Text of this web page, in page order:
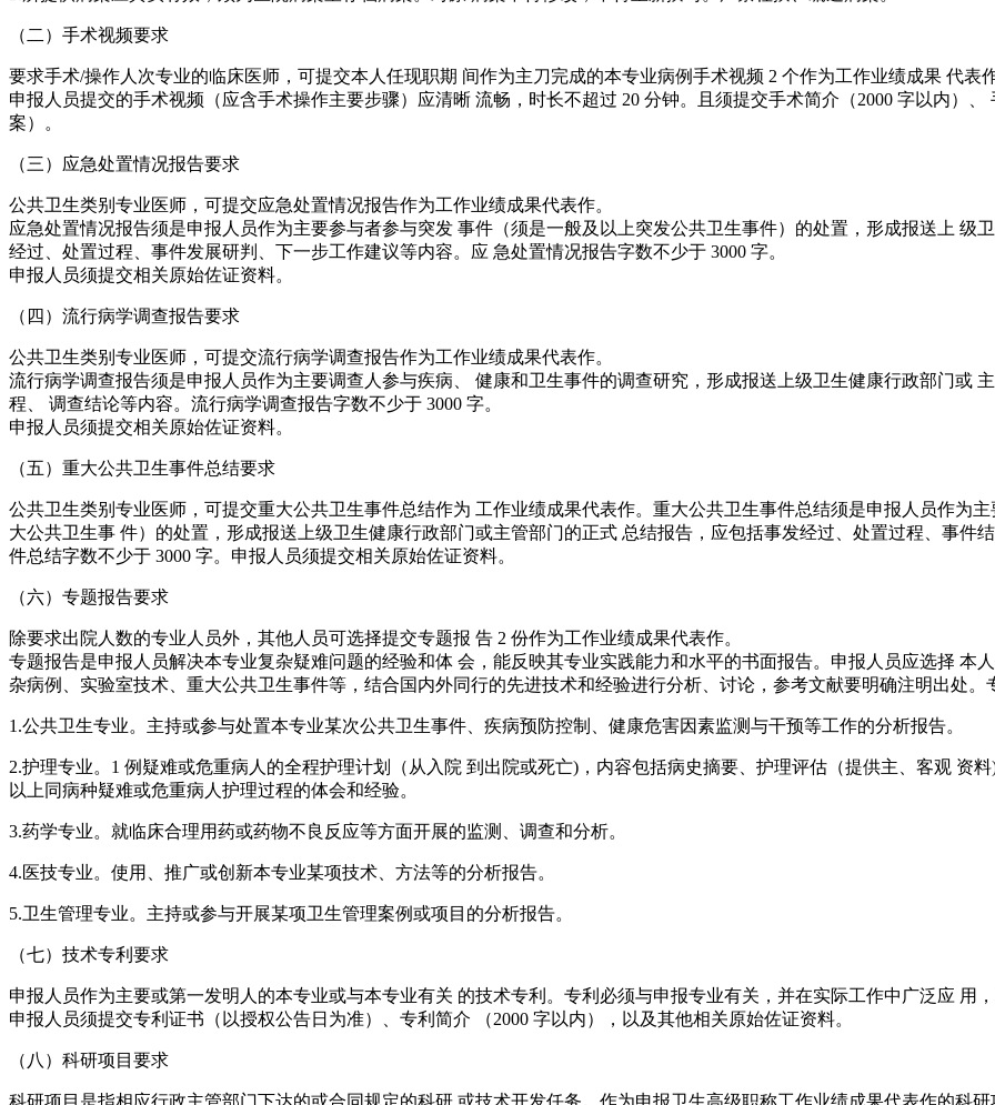
（二）手术视频要求
要求手术/操作人次专业的临床医师，可提交本人任现职期 间作为主刀完成的本专业病例手术视频 2 个作为工作业绩成果 代表作
申报人员提交的手术视频（应含手术操作主要步骤）应清晰 流畅，时长不超过 20 分钟。且须提交手术简介（2000 字以内）
案）。
（三）应急处置情况报告要求
公共卫生类别专业医师，可提交应急处置情况报告作为工作业绩成果代表作。
应急处置情况报告须是申报人员作为主要参与者参与突发 事件（须是一般及以上突发公共卫生事件）的处置，形成报送上 级
经过、处置过程、事件发展研判、下一步工作建议等内容。应 急处置情况报告字数不少于 3000 字。
申报人员须提交相关原始佐证资料。
（四）流行病学调查报告要求
公共卫生类别专业医师，可提交流行病学调查报告作为工作业绩成果代表作。
流行病学调查报告须是申报人员作为主要调查人参与疾病、 健康和卫生事件的调查研究，形成报送上级卫生健康行政部门或
程、 调查结论等内容。流行病学调查报告字数不少于 3000 字。
申报人员须提交相关原始佐证资料。
（五）重大公共卫生事件总结要求
公共卫生类别专业医师，可提交重大公共卫生事件总结作为 工作业绩成果代表作。重大公共卫生事件总结须是申报人员作为
大公共卫生事 件）的处置，形成报送上级卫生健康行政部门或主管部门的正式 总结报告，应包括事发经过、处置过程、事件
件总结字数不少于 3000 字。申报人员须提交相关原始佐证资料。
（六）专题报告要求
除要求出院人数的专业人员外，其他人员可选择提交专题报 告 2 份作为工作业绩成果代表作。
专题报告是申报人员解决本专业复杂疑难问题的经验和体 会，能反映其专业实践能力和水平的书面报告。申报人员应选择 本
杂病例、实验室技术、重大公共卫生事件等，结合国内外同行的先进技术和经验进行分析、讨论，参考文献要明确注明出处。
1.公共卫生专业。主持或参与处置本专业某次公共卫生事件、疾病预防控制、健康危害因素监测与干预等工作的分析报告。
2.护理专业。1 例疑难或危重病人的全程护理计划（从入院 到出院或死亡)，内容包括病史摘要、护理评估（提供主、客观 资
以上同病种疑难或危重病人护理过程的体会和经验。
3.药学专业。就临床合理用药或药物不良反应等方面开展的监测、调查和分析。
4.医技专业。使用、推广或创新本专业某项技术、方法等的分析报告。
5.卫生管理专业。主持或参与开展某项卫生管理案例或项目的分析报告。
（七）技术专利要求
申报人员作为主要或第一发明人的本专业或与本专业有关 的技术专利。专利必须与申报专业有关，并在实际工作中广泛应 用
申报人员须提交专利证书（以授权公告日为准）、专利简介 （2000 字以内），以及其他相关原始佐证资料。
（八）科研项目要求
科研项目是指相应行政主管部门下达的或合同规定的科研 或技术开发任务。作为申报卫生高级职称工作业绩成果代表作的科